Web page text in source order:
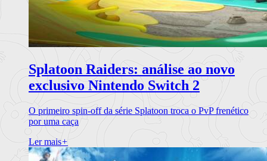
Splatoon Raiders: análise ao novo
exclusivo Nintendo Switch 2
O primeiro spin-off da série Splatoon troca o PvP frenético
por uma caça
Ler mais+